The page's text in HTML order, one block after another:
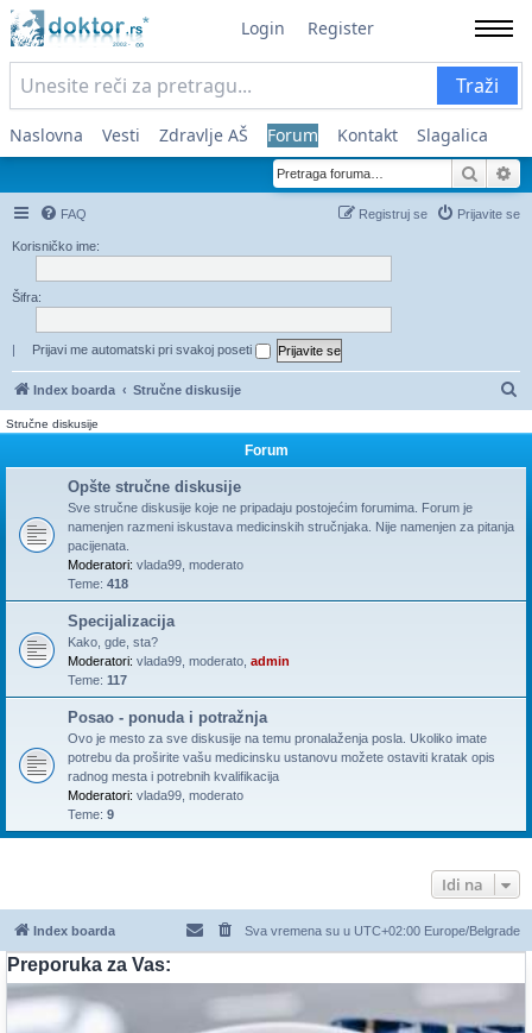
Login Register
Traži
Naslovna Vesti Zdravlje AŠ Forum Kontakt Slagalica
FAQ Prijavite se
Registruj se
Korisničko ime:
Šifra:
| Prijavi me automatski pri svakoj poseti
Index boarda Stručne diskusije
Stručne diskusije
Forum
Opšte stručne diskusije
Sve stručne diskusije koje ne pripadaju postojećim forumima. Forum je
namenjen razmeni iskustava medicinskih stručnjaka. Nije namenjen za pitanja
pacijenata.
Moderatori: vlada99 moderato
Teme: 418
Specijalizacija
Kako, gde, sta?
Moderatori: vlada99 moderato admin
Teme: 117
Posao - ponuda i potražnja
Ovo je mesto za sve diskusije na temu pronalaženja posla. Ukoliko imate
potrebu da proširite vašu medicinsku ustanovu možete ostaviti kratak opis
radnog mesta i potrebnih kvalifikacija
Moderatori: vlada99 moderato
Teme: 9
Idi na
Index boarda Sva vremena su u UTC+02:00 Europe/Belgrade
Preporuka za Vas: